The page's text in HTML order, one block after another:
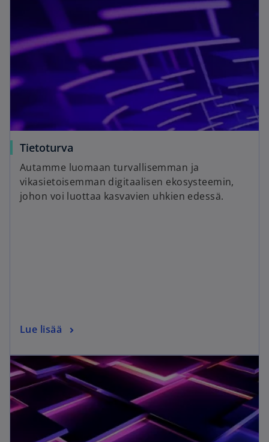
Tietoturva
Autamme luomaan turvallisemman ja
vikasietoisemman digitaalisen ekosysteemin,
johon voi luottaa kasvavien uhkien edessä.
Lue lisää